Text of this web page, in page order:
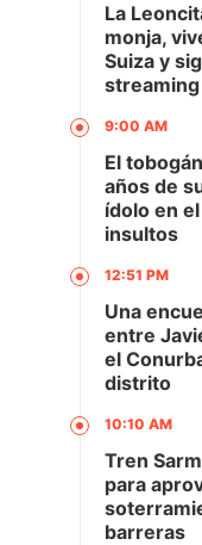
La
monja,
Suiza y
streaming
9:00 AM
El
años de
ídolo en
insultos
12:51 PM
Una
entre
el
distrito
10:10 AM
Tren
para
barreras